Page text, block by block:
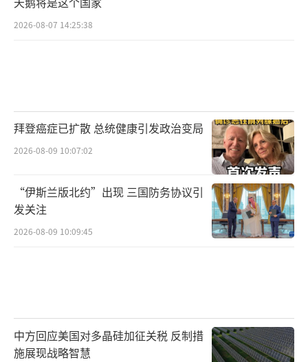
2026-08-07 14:25:38
拜登癌症已扩散 总统健康引发政治变局
2026-08-09 10:07:02
“伊斯兰版北约”出现 三国防务协议引
发关注
2026-08-09 10:09:45
中方回应美国对多晶硅加征关税 反制措
施展现战略智慧